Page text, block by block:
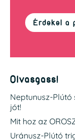
Érdekel a
Olvasgass!
Neptunusz-
jót!
Mit hoz az
Uránusz-Plútó